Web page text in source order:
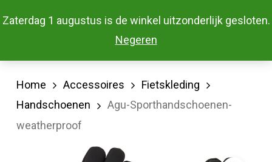
Zaterdag 1 augustus is de winkel uitzonderlijk gesloten.
Negeren
to
Menu
Home Accessoires
Fietskleding
Handschoenen
Agu-Sporthandschoenen-
weatherproof
Menu